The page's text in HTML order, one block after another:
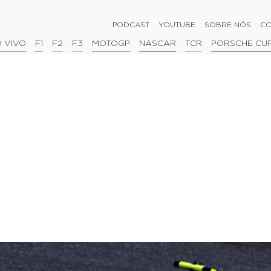
PODCAST YOUTUBE SOBRE NÓS
VIVO F1 F2 F3 MOTOGP NASCAR TCR PORSCHE